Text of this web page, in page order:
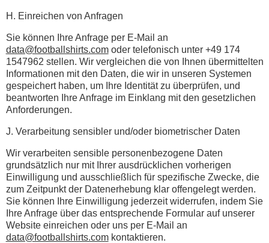
H. Einreichen von Anfragen
Sie können Ihre Anfrage per E-Mail an
data@footballshirts.comoder telefonisch unter +49 174
1547962 stellen. Wir vergleichen die von Ihnen übermittelten
Informationen mit den Daten, die wir in unseren Systemen
gespeichert haben, um Ihre Identität zu überprüfen, und
beantworten Ihre Anfrage im Einklang mit den gesetzlichen
Anforderungen.
J. Verarbeitung sensibler und/oder biometrischer Daten
Wir verarbeiten sensible personenbezogene Daten
grundsätzlich nur mit Ihrer ausdrücklichen vorherigen
Einwilligung und ausschließlich für spezifische Zwecke, die
zum Zeitpunkt der Datenerhebung klar offengelegt werden.
Sie können Ihre Einwilligung jederzeit widerrufen, indem Sie
Ihre Anfrage über das entsprechende Formular auf unserer
Website einreichen oder uns per E-Mail an
data@footballshirts.comkontaktieren.